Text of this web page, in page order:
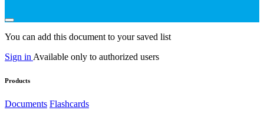
You can add this document to your saved list
Sign in Available only to authorized users
Products
Documents Flashcards